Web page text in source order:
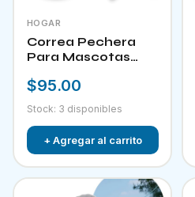
HOGAR
Correa Pechera
Para Mascotas
$95.00
Stock: 3 disponibles
+ Agregar al carrito